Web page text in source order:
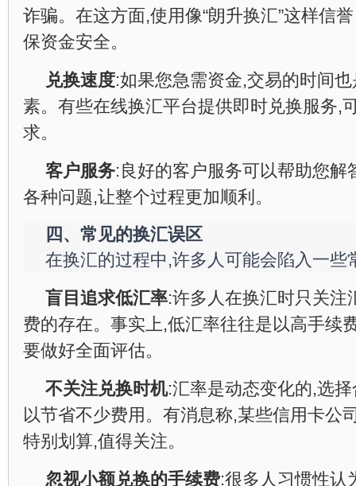
诈骗。在这方面,使用像“朗升换汇”这样信
保资金安全。
兑换速度:如果您急需资金,交易的时间
素。有些在线换汇平台提供即时兑换服务,
求。
客户服务:良好的客户服务可以帮助您解
各种问题,让整个过程更加顺利。
四、常见的换汇误区
在换汇的过程中,许多人可能会陷入一些
盲目追求低汇率:许多人在换汇时只关注
费的存在。事实上,低汇率往往是以高手续
要做好全面评估。
不关注兑换时机:汇率是动态变化的,选
以节省不少费用。有消息称,某些信用卡公
特别划算,值得关注。
忽视小额兑换的手续费:很多人习惯性认